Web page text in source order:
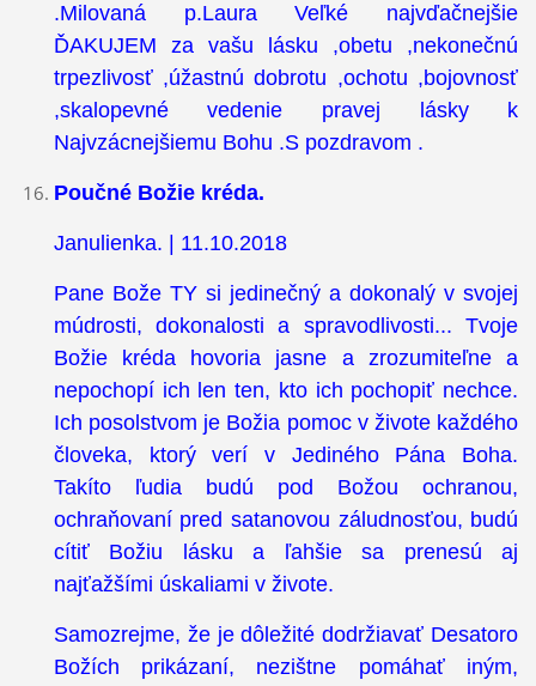
.Milovaná p.Laura Veľké najvďačnejšie
ĎAKUJEM za vašu lásku ,obetu ,nekonečnú
trpezlivosť ,úžastnú dobrotu ,ochotu ,bojovnosť
,skalopevné vedenie pravej lásky k
Najvzácnejšiemu Bohu .S pozdravom .
Poučné Božie kréda.
Janulienka. | 11.10.2018
Pane Bože TY si jedinečný a dokonalý v svojej
múdrosti, dokonalosti a spravodlivosti... Tvoje
Božie kréda hovoria jasne a zrozumiteľne a
nepochopí ich len ten, kto ich pochopiť nechce.
Ich posolstvom je Božia pomoc v živote každého
človeka, ktorý verí v Jediného Pána Boha.
Takíto ľudia budú pod Božou ochranou,
ochraňovaní pred satanovou záludnosťou, budú
cítiť Božiu lásku a ľahšie sa prenesú aj
najťažšími úskaliami v živote.
Samozrejme, že je dôležité dodržiavať Desatoro
Božích prikázaní, nezištne pomáhať iným,